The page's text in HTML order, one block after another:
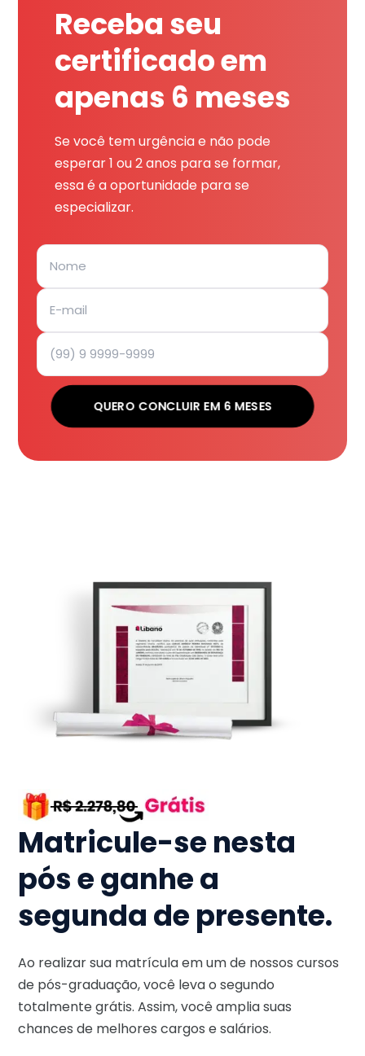
Receba seu
certificado em
apenas 6 meses
Se você tem urgência e não pode
esperar 1 ou 2 anos para se formar,
essa é a oportunidade para se
especializar.
QUERO CONCLUIR EM 6 MESES
Matricule-se nesta
pós e ganhe a
segunda de presente.
Ao realizar sua matrícula em um de nossos cursos
de pós-graduação, você leva o segundo
totalmente grátis. Assim, você amplia suas
chances de melhores cargos e salários.